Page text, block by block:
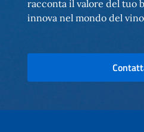
racconta il valore del tuo
innova nel mondo del